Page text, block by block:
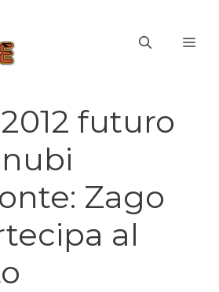
futuro
Zago
al